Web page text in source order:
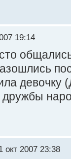
19:14
девочку
дружбы
окт 2007 23:38